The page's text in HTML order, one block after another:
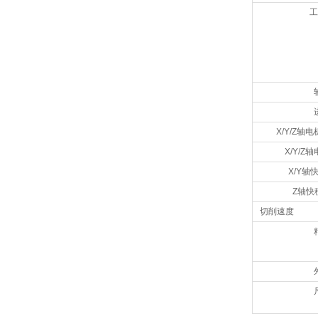
X/Y/Z轴电
X/Y/Z轴
X/Y轴
Z轴快
切削速度